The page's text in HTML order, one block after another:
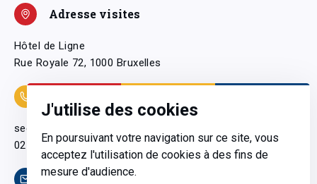
J'utilise des cookies
En poursuivant votre navigation sur ce site, vous
acceptez l'utilisation de cookies à des fins de
mesure d'audience.
Adresse visites
Hôtel de Ligne
Rue Royale 72, 1000 Bruxelles
secretariatgeneral@pfwb.be
02 506 38 11
Contact